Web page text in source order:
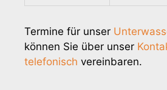
Termine für unser
können Sie über unser
telefonisch vereinbaren.